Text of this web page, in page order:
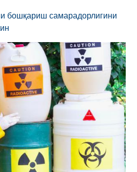
бошқариш самарадорлигини